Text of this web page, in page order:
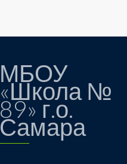
МБОУ
«Школа №
89» г.о.
Самара